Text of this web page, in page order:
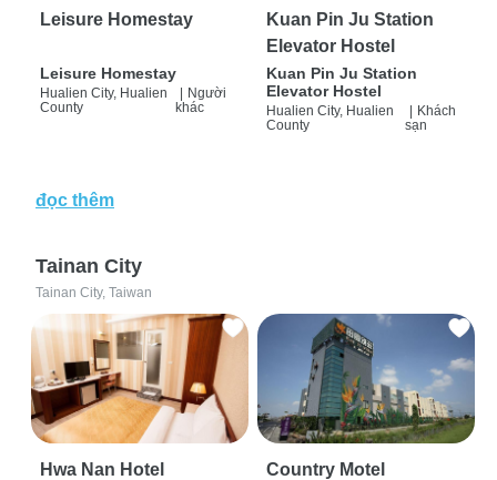
Leisure Homestay
Leisure Homestay
Hualien City, Hualien
County
Người
khác
Kuan Pin Ju Station
Elevator Hostel
Kuan Pin Ju Station
Elevator Hostel
Hualien City, Hualien
County
Khách
sạn
đọc thêm
Tainan City
Tainan City, Taiwan
Hwa Nan Hotel Country Motel